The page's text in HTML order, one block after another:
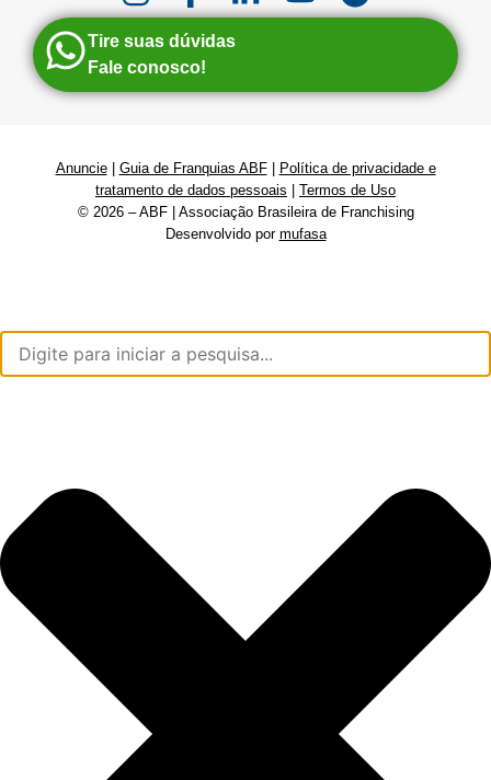
Tire suas dúvidas
Fale conosco!
Anuncie| Guia de Franquias ABF|
Política de privacidade e
tratamento de dados pessoais
Termos de Uso
© 2026 – ABF | Associação Brasileira de Franchising
Desenvolvido por mufasa